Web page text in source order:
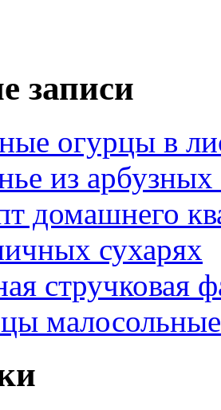
записи
огурцы в
из
домашнего
сухарях
стручковая